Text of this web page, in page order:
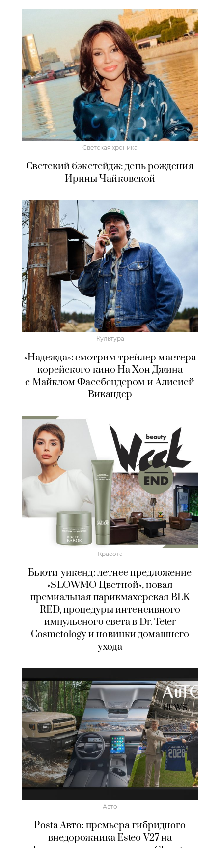
Светская хроника
Светский бэкстейдж: день рождения
Ирины Чайковской
Культура
«Надежда»: смотрим трейлер мастера
корейского кино На Хон Джина
с Майклом Фассбендером и Алисией
Викандер
Красота
Бьюти-уикенд: летнее предложение
«SLOWMO Цветной», новая
премиальная парикмахерская BLK
RED, процедуры интенсивного
импульсного света в Dr. Teter
Cosmetology и новинки домашнего
ухода
Авто
Posta Авто: премьера гибридного
внедорожника Esteo V27 на